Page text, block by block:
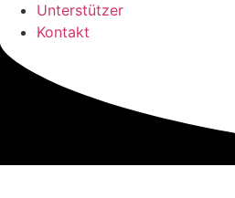
Unterstützer
Kontakt